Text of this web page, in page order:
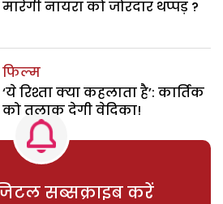
मारेगी नायरा को जोरदार थप्पड़ ?
फिल्म
‘ये रिश्ता क्या कहलाता है’: कार्तिक
को तलाक देगी वेदिका!
सब्सक्राइब करें